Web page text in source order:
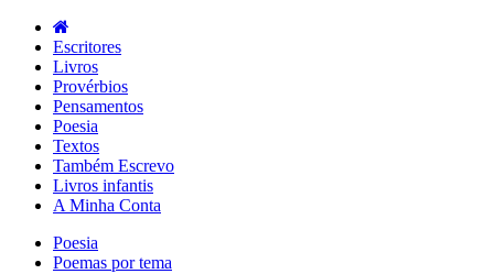
Escritores
Livros
Provérbios
Pensamentos
Poesia
Textos
Também Escrevo
Livros infantis
A Minha Conta
Poesia
Poemas por tema